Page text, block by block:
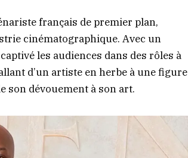
français de premier plan,
cinématographique. Avec un
les audiences dans des rôles à
d’un artiste en herbe à une figure
son dévouement à son art.